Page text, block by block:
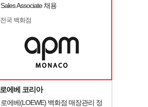
Sales Associate 채용
전국 백화점
로에베 코리아
로에베(LOEWE) 백화점 매장관리 정